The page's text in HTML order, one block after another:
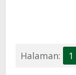
Halaman: 1